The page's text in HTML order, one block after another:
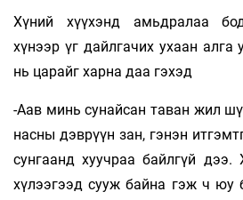
Хүний хүүхэнд амьдралаа
хүнээр үг дайлгачих ухаан
нь царайг харна даа гэхэд
-Аав минь сунайсан таван жил
насны дэврүүн зан, гэнэн
сунгаанд хуучраа байлгүй дээ.
хүлээгээд сууж байна гэж ч юу